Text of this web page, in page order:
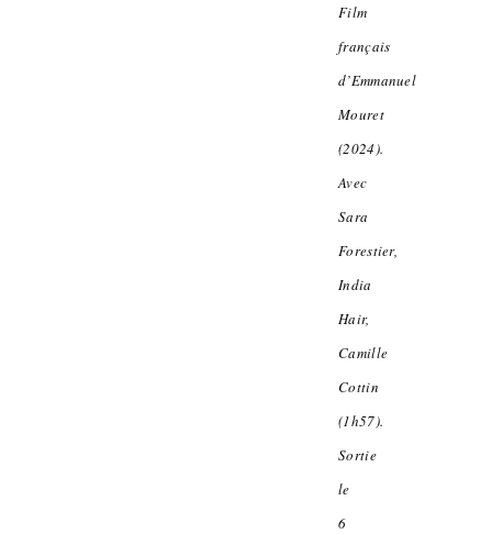
Film
français
d’Emmanuel
Mouret
(2024).
Avec
Sara
Forestier,
India
Hair,
Camille
Cottin
(1h57).
Sortie
le
6